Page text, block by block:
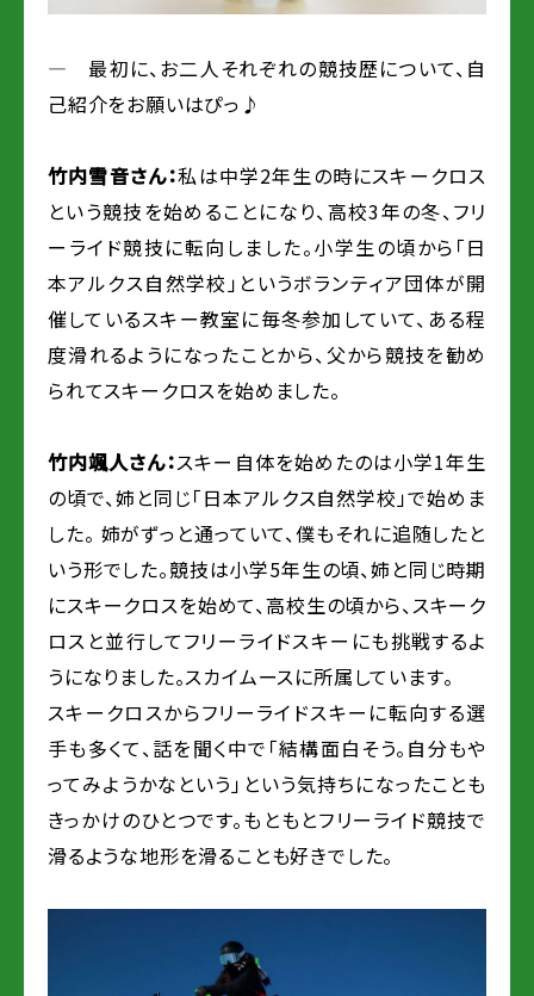
― 最初に、お二人それぞれの競技歴について、自
己紹介をお願いはぴっ♪
竹内雪音さん：私は中学2年生の時にスキークロス
という競技を始めることになり、高校3年の冬、フリ
ーライド競技に転向しました。小学生の頃から「日
本アルクス自然学校」というボランティア団体が開
催しているスキー教室に毎冬参加していて、ある程
度滑れるようになったことから、父から競技を勧め
られてスキークロスを始めました。
竹内颯人さん：スキー自体を始めたのは小学1年生
の頃で、姉と同じ「日本アルクス自然学校」で始めま
した。 姉がずっと通っていて、僕もそれに追随したと
いう形でした。競技は小学5年生の頃、姉と同じ時期
にスキークロスを始めて、高校生の頃から、スキーク
ロスと並行してフリーライドスキーにも挑戦するよ
うになりました。スカイムースに所属しています。
スキークロスからフリーライドスキーに転向する選
手も多くて、話を聞く中で「結構面白そう。自分もや
ってみようかなという」という気持ちになったことも
きっかけのひとつです。もともとフリーライド競技で
滑るような地形を滑ることも好きでした。